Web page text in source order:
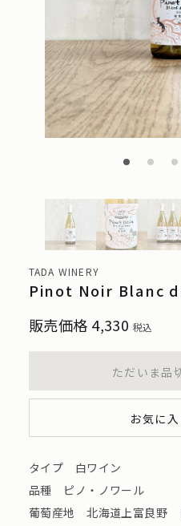
TADA WINERY
Pinot Noir Blanc
販売価格 4,330 税込
ただいま品
お気に
タイプ 白ワイン
品種 ピノ・ノワール
葡萄産地 北海道上富良野